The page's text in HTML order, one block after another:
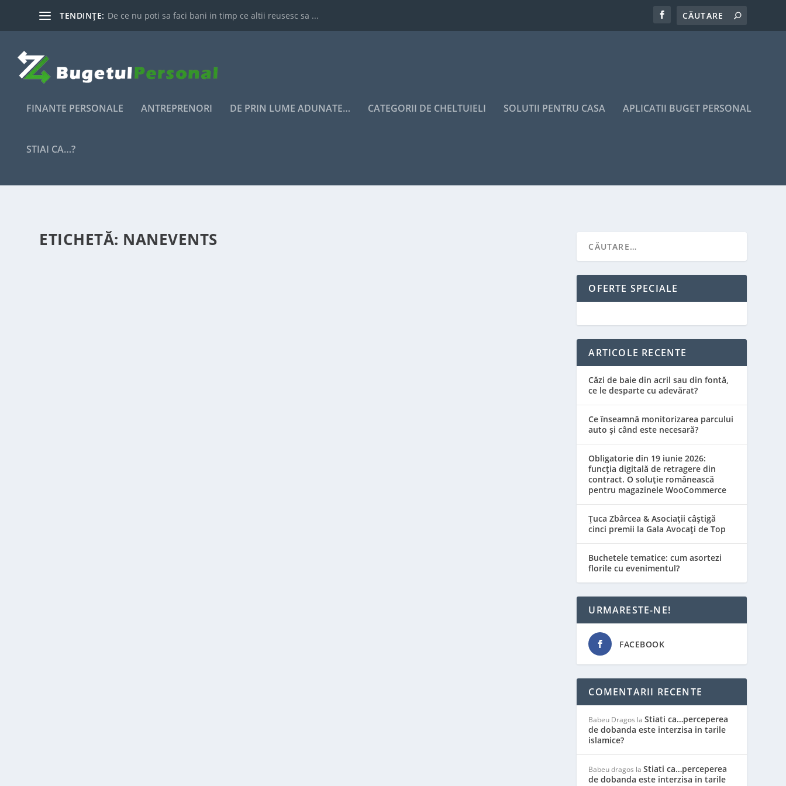
TENDINȚE: De ce nu poti sa faci bani in timp ce altii reusesc sa ...
FINANTE PERSONALE ANTREPRENORI DE PRIN LUME ADUNATE… CATEGORII DE CHELTUIELI SOLUTII PENTRU CASA APLICATII BUGET PERSONAL
STIAI CA…?
ETICHETĂ: NANEVENTS
OFERTE SPECIALE
ARTICOLE RECENTE
Căzi de baie din acril sau din fontă,
ce le desparte cu adevărat?
Ce înseamnă monitorizarea parcului
auto și când este necesară?
Obligatorie din 19 iunie 2026:
funcția digitală de retragere din
contract. O soluție românească
pentru magazinele WooCommerce
Țuca Zbârcea & Asociații câștigă
cinci premii la Gala Avocați de Top
Buchetele tematice: cum asortezi
florile cu evenimentul?
URMARESTE-NE!
FACEBOOK
COMENTARII RECENTE
Babeu Dragos laStiati ca…perceperea
de dobanda este interzisa in tarile
islamice?
Babeu dragos laStiati ca…perceperea
de dobanda este interzisa in tarile